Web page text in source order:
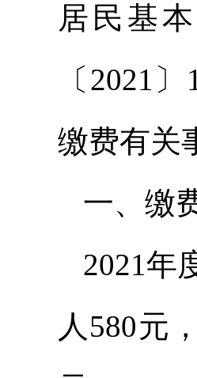
居民基
〔2021
缴费有关
一、缴
2021年
人580元